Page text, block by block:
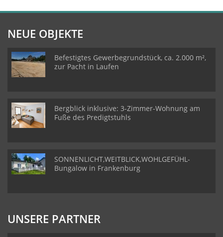
NEUE OBJEKTE
Befestigtes Gewerbegrundstück, ca. 2.000 m²,
zur Pacht in Laufen
Bergblick inklusive: 3-Zimmer-Wohnung am
Fuße des Predigtstuhls
SONNENLICHT,WEITBLICK,WOHLGEFÜHL-
Bungalow in Frankenburg
UNSERE PARTNER